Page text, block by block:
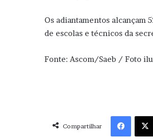
Os adiantamentos
de escolas e técnicos da
Fonte: Ascom/Saeb / Foto
Compartilhar
Facebook